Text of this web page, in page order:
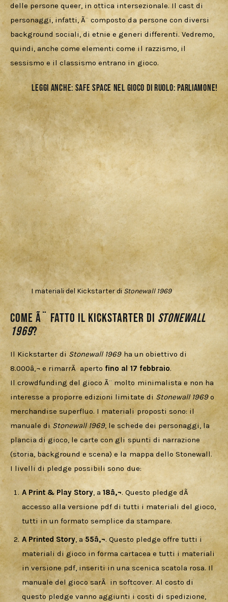
delle persone queer, in ottica intersezionale. Il cast di
personaggi, infatti, Ã¨ composto da persone con diversi
background sociali, di etnie e generi differenti. Vedremo,
quindi, anche come elementi come il razzismo, il
sessismo e il classismo entrano in gioco.
Leggi anche:SAFE SPACE NEL GIOCO DI RUOLO: PARLIAMONE!
I materiali del Kickstarter diStonewall 1969
Come Ã¨ fatto il Kickstarter di Stonewall
1969?
Il Kickstarter di Stonewall 1969 ha un obiettivo di
8.000â‚¬ e rimarrÃ  aperto fino al 17 febbraio.
Il crowdfunding del gioco Ã¨ molto minimalista e non ha
interesse a proporre edizioni limitate di Stonewall 1969 o
merchandise superfluo. I materiali proposti sono: il
manuale di Stonewall 1969, le schede dei personaggi, la
plancia di gioco, le carte con gli spunti di narrazione
(storia, background e scena) e la mappa dello Stonewall.
I livelli di pledge possibili sono due:
A Print & Play Story, a18â‚¬. Questo pledge dÃ
accesso alla versione pdf di tutti i materiali del gioco,
tutti in un formato semplice da stampare.
A Printed Story, a55â‚¬. Questo pledge offre tutti i
materiali di gioco in forma cartacea e tutti i materiali
in versione pdf, inseriti in una scenica scatola rosa. Il
manuale del gioco sarÃ in softcover. Al costo di
questo pledge vanno aggiunti i costi di spedizione,